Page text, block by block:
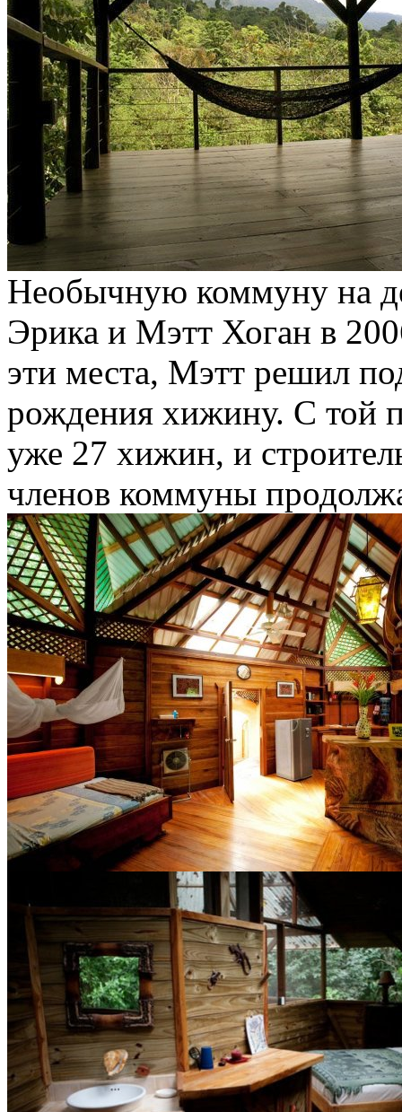
Необычную коммуну на
Эрика и Мэтт Хоган в
эти места, Мэтт решил
рождения хижину. С той
уже 27 хижин, и
членов коммуны